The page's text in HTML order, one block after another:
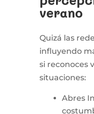
verano
Quizá las
influyendo
si reconoces
situaciones:
Abres